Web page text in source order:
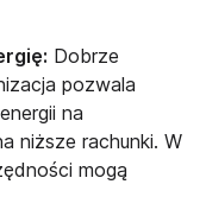
Dobrze
pozwala
na
niższe rachunki. W
mogą